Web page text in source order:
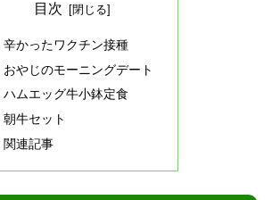
目次
辛かったワクチン接種
おやじのモーニングデート
ハムエッグ牛小鉢定食
朝牛セット
関連記事